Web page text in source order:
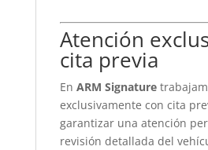
Atención
cita previa
En ARM Signature
exclusivamente con cita
garantizar una atención
revisión detallada del